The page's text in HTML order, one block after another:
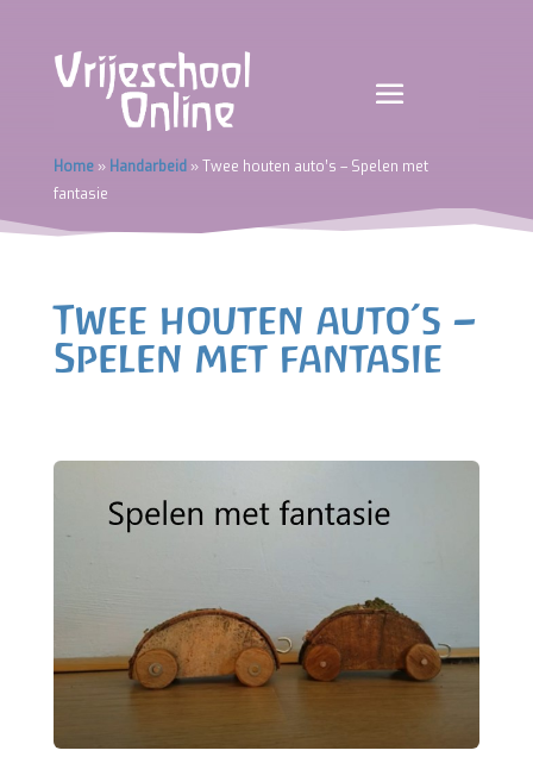
Home» Handarbeid»Twee houten auto’s – Spelen met
fantasie
Twee houten auto’s –
Spelen met fantasie